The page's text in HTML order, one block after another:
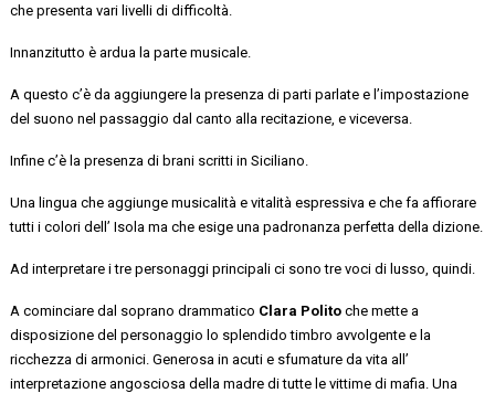
che presenta vari livelli di difficoltà.
Innanzitutto è ardua la parte musicale.
A questo c’è da aggiungere la presenza di parti parlate e l’impostazione
del suono nel passaggio dal canto alla recitazione, e viceversa
Infine c’è la presenza di brani scritti in Siciliano.
Una lingua che aggiunge musicalità e vitalità espressivae che faaffiorare
tutti i colori dell’ Isola ma che esige una padronanza perfetta della dizione
Ad interpretare i tre personaggi principali ci sonotre voci di lusso, quindi
A cominciare dal soprano drammatico Clara Polito chemette a
disposizione del personaggio lo splendido timbro avvolgente e la
ricchezza di armonici.Generosa in acuti e sfumature da vita all’
interpretazioneangosciosa della madre di tutte le vittimedi mafia. Una